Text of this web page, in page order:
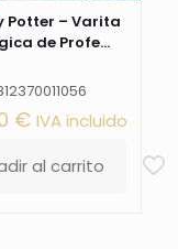
Potter – Varita
de Profe...
€ IVA incluido
al carrito